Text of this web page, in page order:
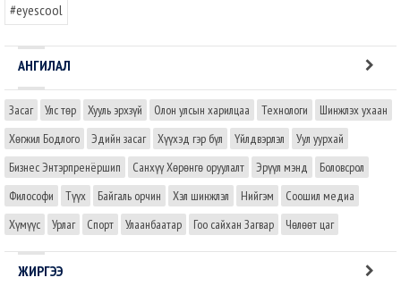
#eyescool
АНГИЛАЛ
Засаг Улс төр Хууль эрхзүй Олон улсын харилцаа Технологи
Шинжлэх ухаан
Хөгжил Бодлого
Эдийн засаг Хүүхэд гэр бүл Үйлдвэрлэл
Уул уурхай
Бизнес Энтэрпренёршип
Санхүү Хөрөнгө оруулалт Эрүүл мэнд
Боловсрол
Философи
Түүх Байгаль орчин Хэл шинжлэл Нийгэм
Соошил медиа
Хүмүүс
Урлаг Спорт Улаанбаатар Гоо сайхан Загвар Чөлөөт цаг
ЖИРГЭЭ